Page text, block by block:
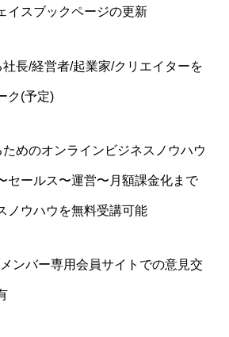
イスブックページの更新
長/経営者/起業家/クリエイターを
ク(予定)
めのオンラインビジネスノウハウ
セールス〜運営〜月額課金化まで
ノウハウを無料受講可能
ンバー専用会員サイトでの意見交